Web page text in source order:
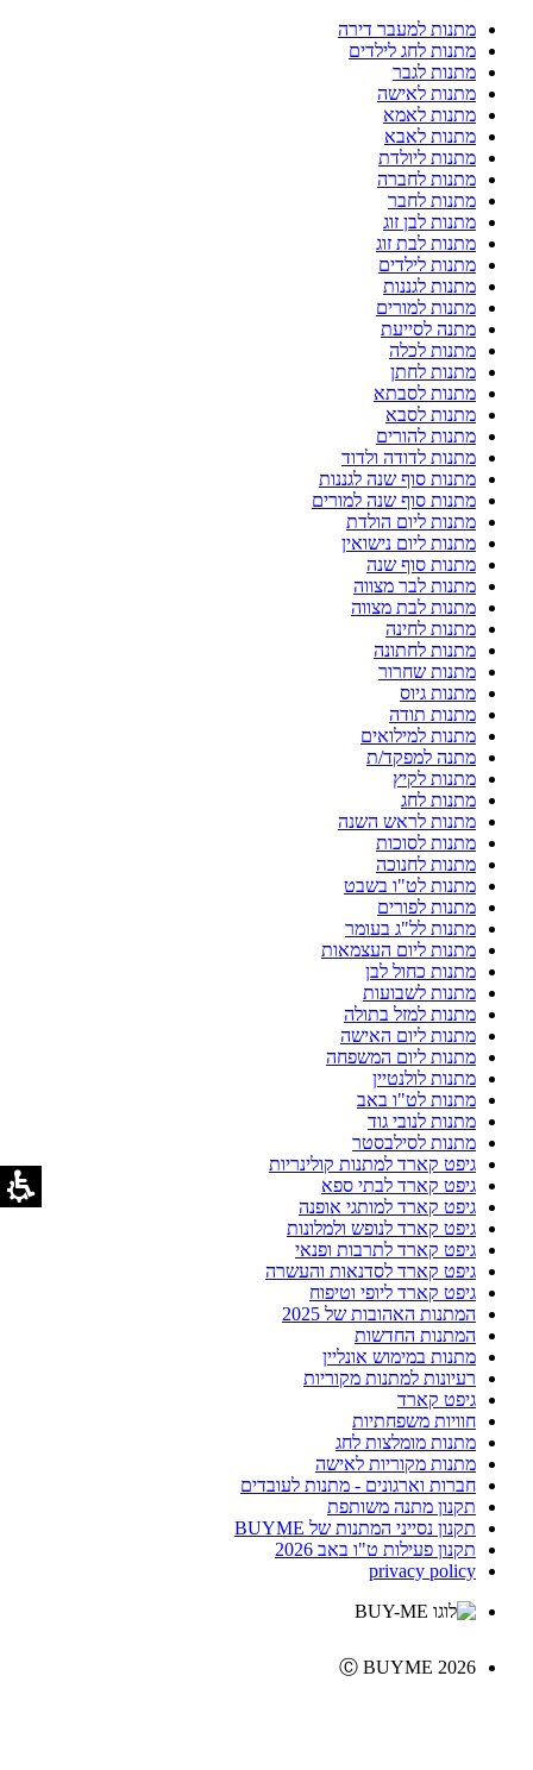
מתנות למעבר דירה
מתנות לחג לילדים
מתנות לגבר
מתנות לאישה
מתנות לאמא
מתנות לאבא
מתנות ליולדת
מתנות לחברה
מתנות לחבר
מתנות לבן זוג
מתנות לבת זוג
מתנות לילדים
מתנות לגננות
מתנות למורים
מתנה לסייעת
מתנות לכלה
מתנות לחתן
מתנות לסבתא
מתנות לסבא
מתנות להורים
מתנות לדודה ולדוד
מתנות סוף שנה לגננות
מתנות סוף שנה למורים
מתנות ליום הולדת
מתנות ליום נישואין
מתנות סוף שנה
מתנות לבר מצווה
מתנות לבת מצווה
מתנות לחינה
מתנות לחתונה
מתנות שחרור
מתנות גיוס
מתנות תודה
מתנות למילואים
מתנה למפקד/ת
מתנות לקיץ
מתנות לחג
מתנות לראש השנה
מתנות לסוכות
מתנות לחנוכה
מתנות לט"ו בשבט
מתנות לפורים
מתנות לל"ג בעומר
מתנות ליום העצמאות
מתנות כחול לבן
מתנות לשבועות
מתנות למזל בתולה
מתנות ליום האישה
מתנות ליום המשפחה
מתנות לולנטיין
מתנות לט"ו באב
מתנות לנובי גוד
מתנות לסילבסטר
גיפט קארד למתנות קולינריות
גיפט קארד לבתי ספא
גיפט קארד למותגי אופנה
גיפט קארד לנופש ולמלונות
גיפט קארד לתרבות ופנאי
גיפט קארד לסדנאות והעשרה
גיפט קארד ליופי וטיפוח
המתנות האהובות של 2025
המתנות החדשות
מתנות במימוש אונליין
רעיונות למתנות מקוריות
גיפט קארד
חוויות משפחתיות
מתנות מומלצות לחג
מתנות מקוריות לאישה
חברות וארגונים - מתנות לעובדים
תקנון מתנה משותפת
תקנון נסייני המתנות של BUYME
תקנון פעילות ט"ו באב 2026
privacy policy
Ⓒ BUYME 2026